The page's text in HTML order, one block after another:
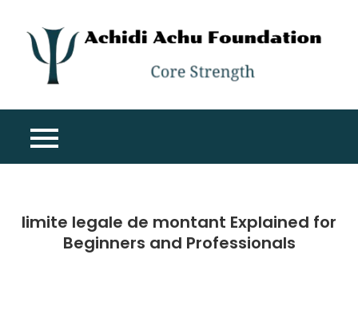
content
limite legale de montant Explained for
Beginners and Professionals